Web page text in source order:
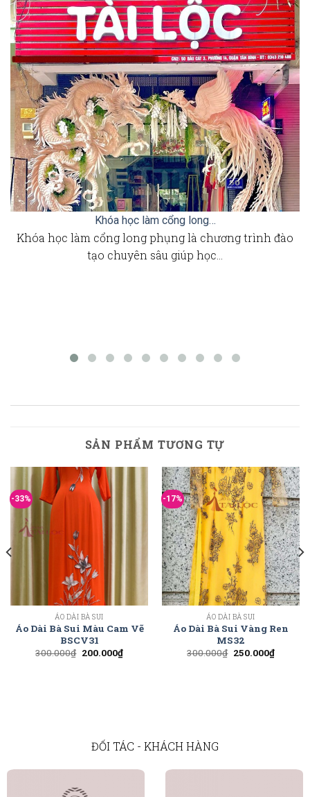
Khóa học làm cổng long…
Khóa học làm cổng long phụng là chương trình đào
tạo chuyên sâu giúp học…
SẢN PHẨM TƯƠNG TỰ
-33%
ÁO DÀI BÀ SUI
Áo Dài Bà Sui Màu Cam Vẽ
BSCV31
300.000₫ 200.000₫
-17%
ÁO DÀI BÀ SUI
Áo Dài Bà Sui Vàng Ren
MS32
300.000₫ 250.000₫
ĐỐI TÁC - KHÁCH HÀNG